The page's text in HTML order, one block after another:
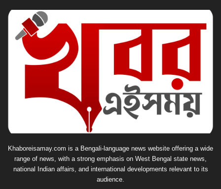
Khaboreisamay.com is a Bengali-language news website offering a wide
range of news, with a strong emphasis on West Bengal state news,
national Indian affairs, and international developments relevant to its
audience.